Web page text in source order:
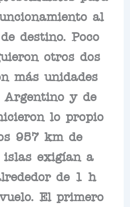
al
destino. Poco
otros dos
más unidades
Argentino y de
lo propio
957 km de
islas exigían a
de 1 h
El primero